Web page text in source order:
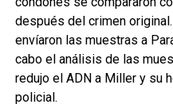
después del crimen
envíaron las muestras a
cabo el análisis de las
redujo el ADN a Miller y su
policial.